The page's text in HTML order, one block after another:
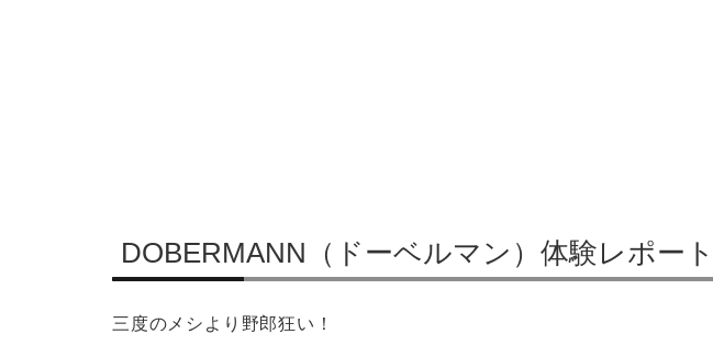
DOBERMANN（ドーベルマン）体験レポート
三度のメシより野郎狂い！